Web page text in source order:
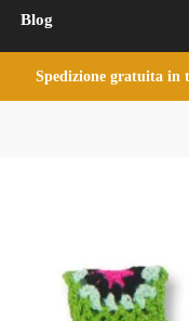
Blog
Spedizione gratuita